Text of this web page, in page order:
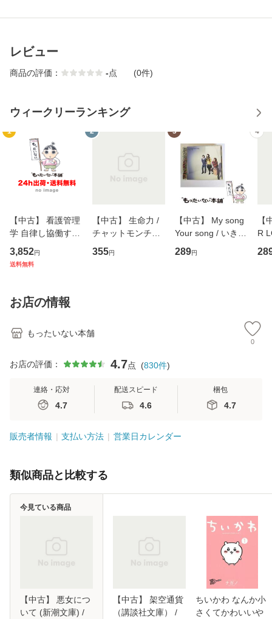
レビュー
商品の評価： -点 (0件)
ウィークリーランキング
1
【中古】 看護管理
学 自律し協働する
専門職の看護マネ
ジメントスキル 改
恵 藤本幸三 / 南江
堂 [単行
3,852円
送料無料
2
【中古】 生命力 /
チャットモンチー /
キューンレコード
[CD]【メール便送
355円
3
【中古】 My song
Your song / いきも
のがかり / [CD]
【メール便送料無
289円
4
【
R
産
お店の情報
もったいない本舗
0
お店の評価： 4.7点 (830件)
連絡・応対
4.7
配送スピード
4.6
梱包
4.7
販売者情報 支払い方法 営業日カレンダー
類似商品と比較する
【中古】 悪女につ
いて (新潮文庫) /
今見ている商品
【中古】 架空通貨
（講談社文庫） /
ちいかわ なんか小
さくてかわいいや